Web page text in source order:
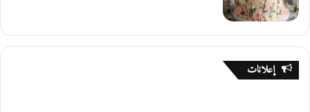
إعلانات